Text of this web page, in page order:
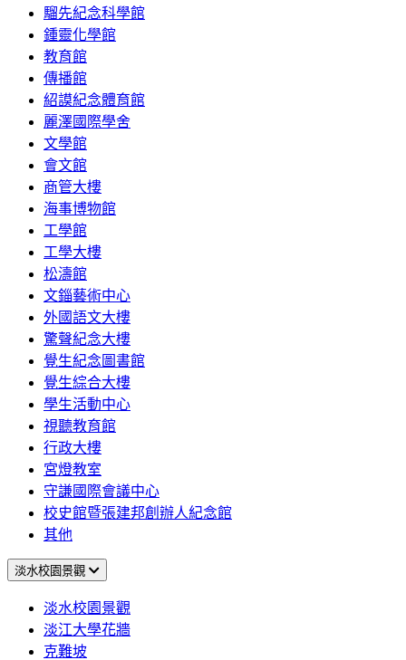
騮先紀念科學館
鍾靈化學館
教育館
傳播館
紹謨紀念體育館
麗澤國際學舍
文學館
會文館
商管大樓
海事博物館
工學館
工學大樓
松濤館
文錙藝術中心
外國語文大樓
驚聲紀念大樓
覺生紀念圖書館
覺生綜合大樓
學生活動中心
視聽教育館
行政大樓
宮燈教室
守謙國際會議中心
校史館暨張建邦創辦人紀念館
其他
淡水校園景觀
淡水校園景觀
淡江大學花牆
克難坡